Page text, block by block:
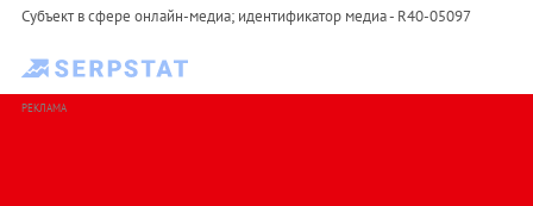
Субъект в сфере онлайн-медиа; идентификатор медиа - R40-05097
РЕКЛАМА